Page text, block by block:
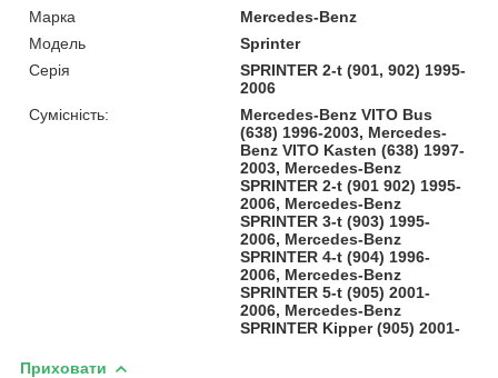
Марка
Mercedes-Benz
Модель
Sprinter
Серія
SPRINTER 2-t (901, 902) 1995-
2006
Сумісність:
Mercedes-Benz VITO Bus
(638) 1996-2003, Mercedes-
Benz VITO Kasten (638) 1997-
2003, Mercedes-Benz
SPRINTER 2-t (901 902) 1995-
2006, Mercedes-Benz
SPRINTER 3-t (903) 1995-
2006, Mercedes-Benz
SPRINTER 4-t (904) 1996-
2006, Mercedes-Benz
SPRINTER 5-t (905) 2001-
2006, Mercedes-Benz
SPRINTER Kipper (905) 2001-
Приховати